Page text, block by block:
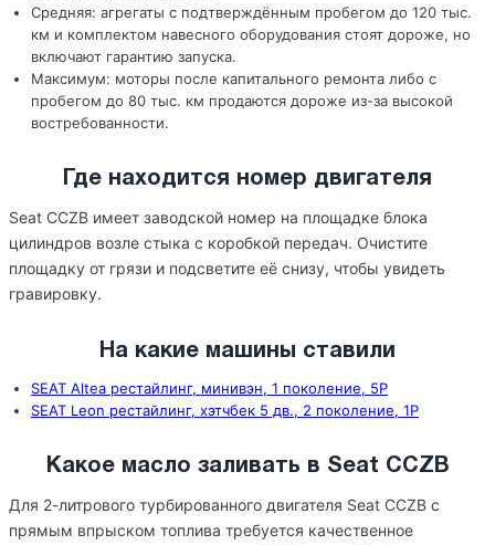
Средняя: агрегаты с подтверждённым пробегом до 120 тыс.
км и комплектом навесного оборудования стоят дороже, но
включают гарантию запуска.
Максимум: моторы после капитального ремонта либо с
пробегом до 80 тыс. км продаются дороже из-за высокой
востребованности.
Где находится номер двигателя
Seat CCZB имеет заводской номер на площадке блока
цилиндров возле стыка с коробкой передач. Очистите
площадку от грязи и подсветите её снизу, чтобы увидеть
гравировку.
На какие машины ставили
SEAT Altea рестайлинг, минивэн, 1 поколение, 5P
SEAT Leon рестайлинг, хэтчбек 5 дв., 2 поколение, 1P
Какое масло заливать в Seat CCZB
Для 2-литрового турбированного двигателя Seat CCZB с
прямым впрыском топлива требуется качественное